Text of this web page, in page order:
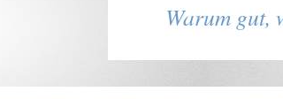
Warum gut,